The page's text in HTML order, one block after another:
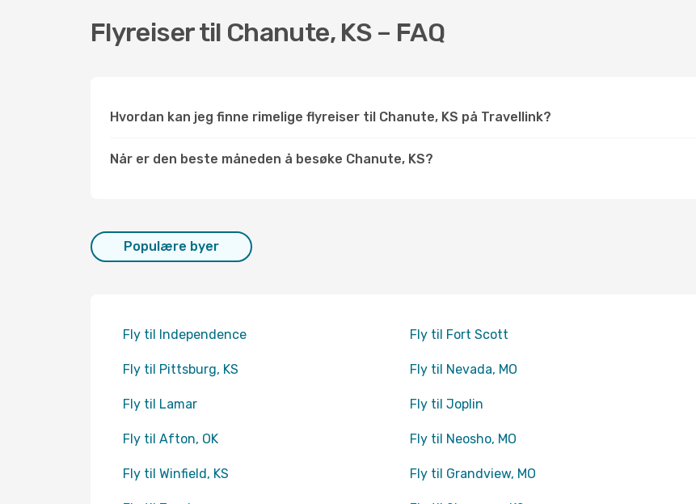
Flyreiser til Chanute, KS – FAQ
Hvordan kan jeg finne rimelige flyreiser til Chanute, KS på Travellink?
Når er den beste måneden å besøke Chanute, KS?
Populære byer
Fly til Independence Fly til Fort Scott
Fly til Pittsburg, KS Fly til Nevada, MO
Fly til Lamar Fly til Joplin
Fly til Afton, OK Fly til Neosho, MO
Fly til Winfield, KS Fly til Grandview, MO